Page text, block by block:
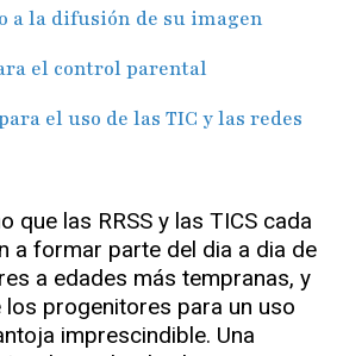
a la difusión de su imagen
el control parental
el uso de las TIC y las redes
que las RRSS y las TICS cada
a formar parte del dia a dia de
a edades más tempranas, y
los progenitores para un uso
imprescindible. Una